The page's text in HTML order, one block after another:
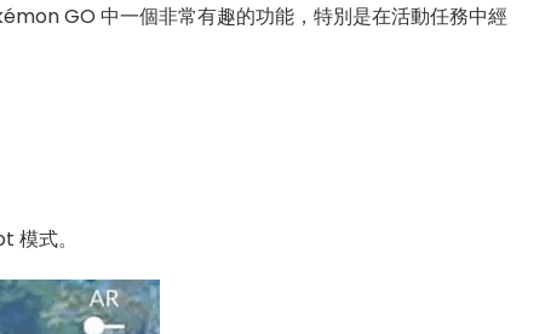
GO 中一個非常有趣的功能，特別是在活動任務中經
模式。